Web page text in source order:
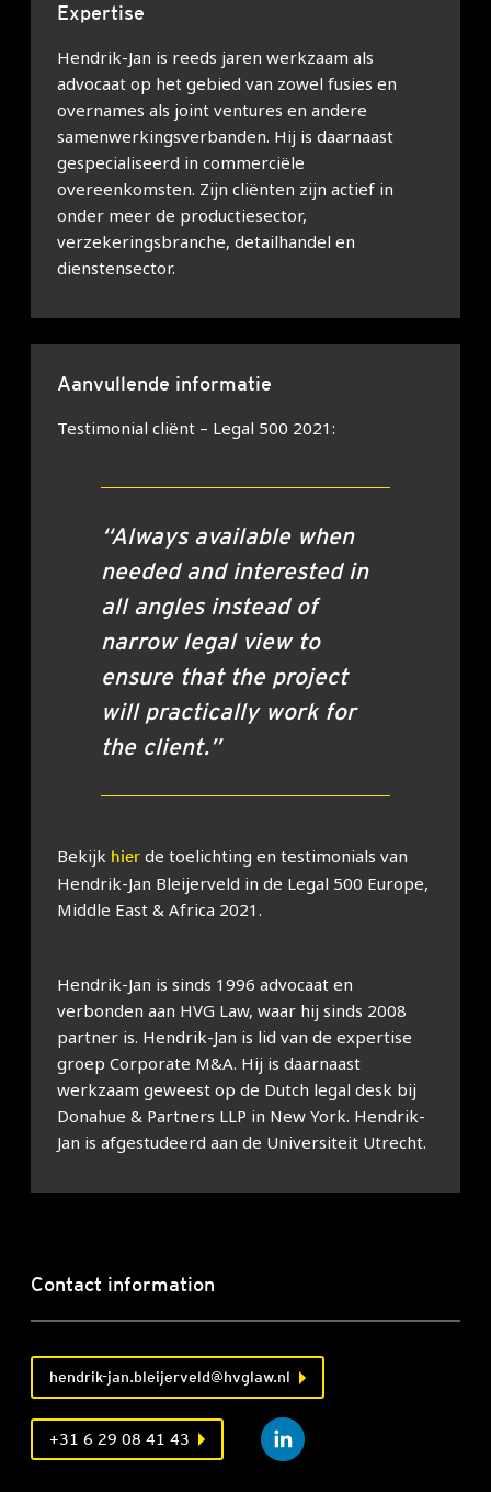
Expertise
Hendrik-Jan is reeds jaren werkzaam als
advocaat op het gebied van zowel fusies en
overnames als joint ventures en andere
samenwerkingsverbanden. Hij is daarnaast
gespecialiseerd in commerciële
overeenkomsten. Zijn cliënten zijn actief in
onder meer de productiesector,
verzekeringsbranche, detailhandel en
dienstensector.
Aanvullende informatie
Testimonial cliënt – Legal 500 2021:
“Always available when
needed and interested in
all angles instead of
narrow legal view to
ensure that the project
will practically work for
the client.”
Bekijk hier de toelichting en testimonials van
Hendrik-Jan Bleijerveld in de Legal 500 Europe,
Middle East & Africa 2021.
Hendrik-Jan is sinds 1996 advocaat en
verbonden aan HVG Law, waar hij sinds 2008
partner is. Hendrik-Jan is lid van de expertise
groep Corporate M&A. Hij is daarnaast
werkzaam geweest op de Dutch legal desk bij
Donahue & Partners LLP in New York. Hendrik-
Jan is afgestudeerd aan de Universiteit Utrecht.
Contact information
hendrik-jan.bleijerveld@hvglaw.nl
+31 6 29 08 41 43